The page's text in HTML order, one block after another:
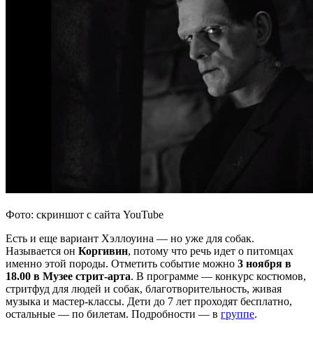
Фото: скриншот с сайта YouTube
Есть и еще вариант Хэллоуина — но уже для собак.
Называется он Коргивин, потому что речь идет о питомцах
именно этой породы. Отметить событие можно 3 ноября в
18.00 в Музее стрит-арта. В программе — конкурс костюмов,
стритфуд для людей и собак, благотворительность, живая
музыка и мастер-классы. Дети до 7 лет проходят бесплатно,
остальные — по билетам. Подробности — в группе.